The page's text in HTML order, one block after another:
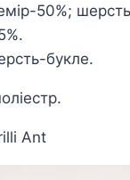
50%;
букле.
Ant